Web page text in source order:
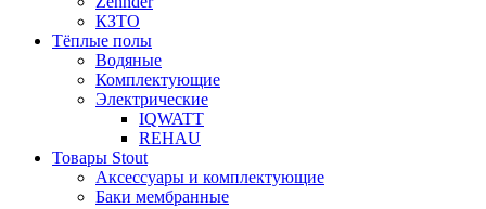
КЗТО
Тёплые полы
Водяные
Комплектующие
Электрические
IQWATT
REHAU
Товары Stout
Аксессуары и комплектующие
Баки мембранные